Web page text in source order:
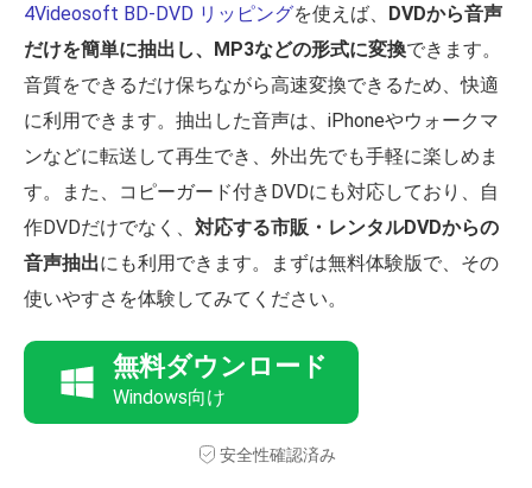
4Videosoft BD-DVD リッピングを使えば、 DVDから音声
だけを簡単に抽出し、MP3などの形式に変換できます。
音質をできるだけ保ちながら高速変換できるため、快適
に利用できます。抽出した音声は、iPhoneやウォークマ
ンなどに転送して再生でき、外出先でも手軽に楽しめま
す。また、コピーガード付きDVDにも対応しており、自
作DVDだけでなく、 対応する市販・レンタルDVDからの
音声抽出にも利用できます。まずは無料体験版で、その
使いやすさを体験してみてください。
無料ダウンロード
Windows向け
安全性確認済み